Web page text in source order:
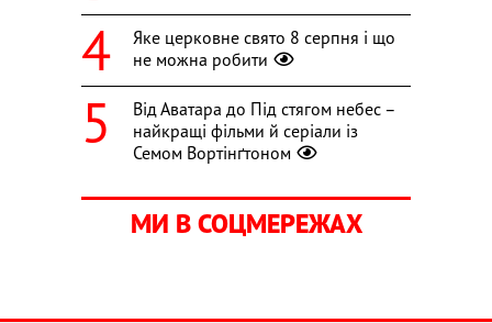
Яке церковне свято 8 серпня і що
не можна робити
Від Аватара до Під стягом небес –
найкращі фільми й серіали із
Семом Вортінґтоном
МИ В СОЦМЕРЕЖАХ